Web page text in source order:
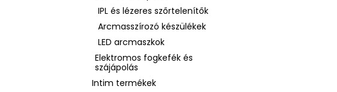
IPL és lézeres szőrtelenítők
Arcmasszírozó készülékek
LED arcmaszkok
Elektromos fogkefék és
szájápolás
Intim termékek